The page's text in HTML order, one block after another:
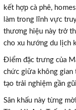
kết hợp cà phê,
làm trong lĩnh vực
thương hiệu này trở
cho xu hướng du lịch
Điểm đặc trưng của
chức giữa không gian
tạo trải nghiệm gần
Sân khấu này từng